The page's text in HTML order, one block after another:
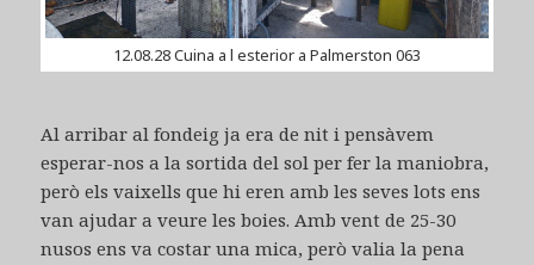
12.08.28 Cuina a l esterior a Palmerston 063
Al arribar al fondeig ja era de nit i pensàvem
esperar-nos a la sortida del sol per fer la maniobra,
però els vaixells que hi eren amb les seves lots ens
van ajudar a veure les boies. Amb vent de 25-30
nusos ens va costar una mica, però valia la pena